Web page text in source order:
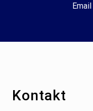
Email
Kontakt